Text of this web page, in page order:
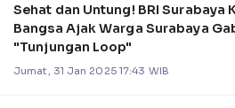
Sehat dan Untung! BRI Surabaya
Bangsa Ajak Warga Surabaya
"Tunjungan Loop"
Jumat, 31 Jan 2025 17:43 WIB